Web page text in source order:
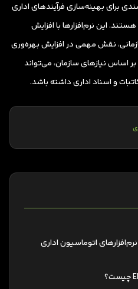
برای بهینه‌سازی فرآیندهای اداری
این نرم‌افزارها با افزایش
نقش مهمی در افزایش بهره‌وری
اساس نیازهای سازمان، می‌تواند
و اسناد اداری داشته باشد.
به نرم‌افزارهای اتوماسیون اداری